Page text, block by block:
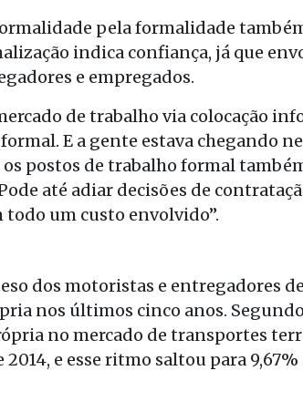
pela formalidade
indica confiança, já que
e empregados.
de trabalho via colocação
E a gente estava chegando
postos de trabalho formal
até adiar decisões de
um custo envolvido”.
dos motoristas e entregadores de
nos últimos cinco anos.
no mercado de transportes
e esse ritmo saltou para 9,67%